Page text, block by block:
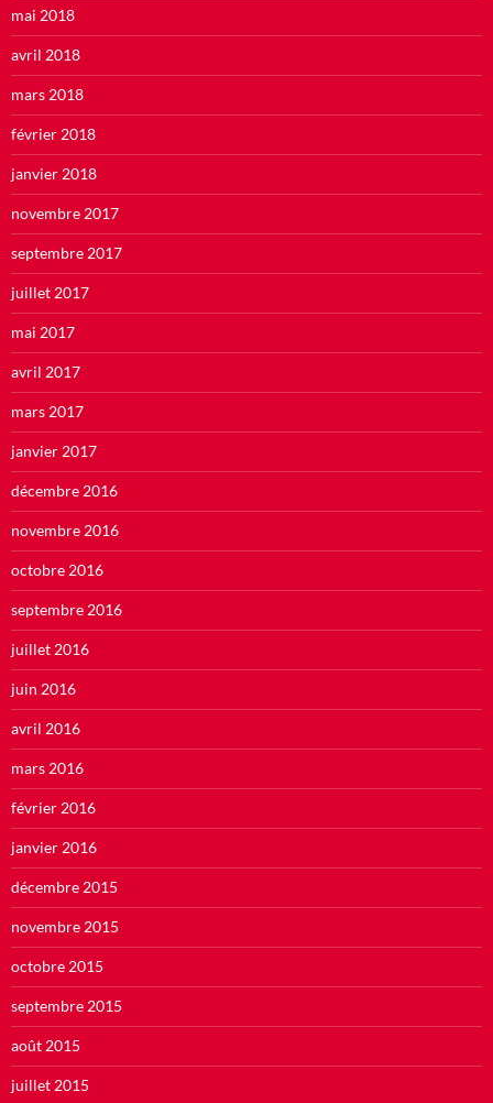
mai 2018
avril 2018
mars 2018
février 2018
janvier 2018
novembre 2017
septembre 2017
juillet 2017
mai 2017
avril 2017
mars 2017
janvier 2017
décembre 2016
novembre 2016
octobre 2016
septembre 2016
juillet 2016
juin 2016
avril 2016
mars 2016
février 2016
janvier 2016
décembre 2015
novembre 2015
octobre 2015
septembre 2015
août 2015
juillet 2015